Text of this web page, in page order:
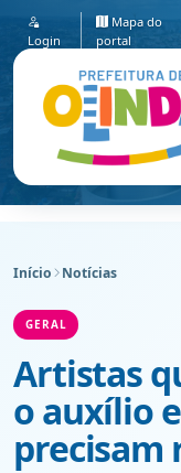
Login
Mapa do
portal
Início Notícias
GERAL
Artistas
o auxílio
precisam